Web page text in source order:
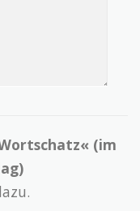
(im